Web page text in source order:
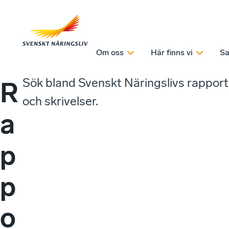
Om oss Här finns vi
R
a
p
p
o
Sök bland Svenskt Näringslivs
och skrivelser.